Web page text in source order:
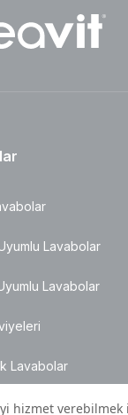
Lavabolar
Lavabolar
Lavabolar